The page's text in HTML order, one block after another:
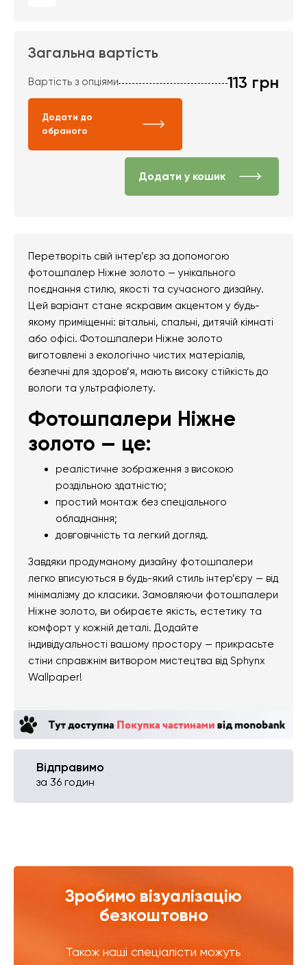
Загальна вартість
Вартість з опціями 113 грн
Додати до
обраного
Додати у кошик
Перетворіть свій інтер’єр за допомогою
фотошпалер Ніжне золото — унікального
поєднання стилю, якості та сучасного дизайну.
Цей варіант стане яскравим акцентом у будь-
якому приміщенні: вітальні, спальні, дитячій кімнаті
або офісі. Фотошпалери Ніжне золото
виготовлені з екологічно чистих матеріалів,
безпечні для здоров’я, мають високу стійкість до
вологи та ультрафіолету.
Фотошпалери Ніжне
золото — це:
реалістичне зображення з високою
роздільною здатністю;
простий монтаж без спеціального
обладнання;
довговічність та легкий догляд.
Завдяки продуманому дизайну фотошпалери
легко вписуються в будь-який стиль інтер’єру — від
мінімалізму до класики. Замовляючи фотошпалери
Ніжне золото, ви обираєте якість, естетику та
комфорт у кожній деталі. Додайте
індивідуальності вашому простору — прикрасьте
стіни справжнім витвором мистецтва від Sphynx
Wallpaper!
Відправимо
за 36 годин
Зробимо візуалізацію
безкоштовно
Також наші спеціалісти можуть